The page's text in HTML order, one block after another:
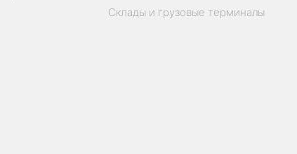
Склады и грузовые терминалы